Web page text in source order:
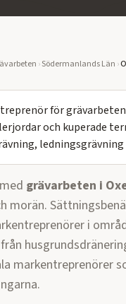
›Södermanlands Län ›
för grävarbeten
och kuperade
grävarbeten i
morän.
i
markentreprenörer